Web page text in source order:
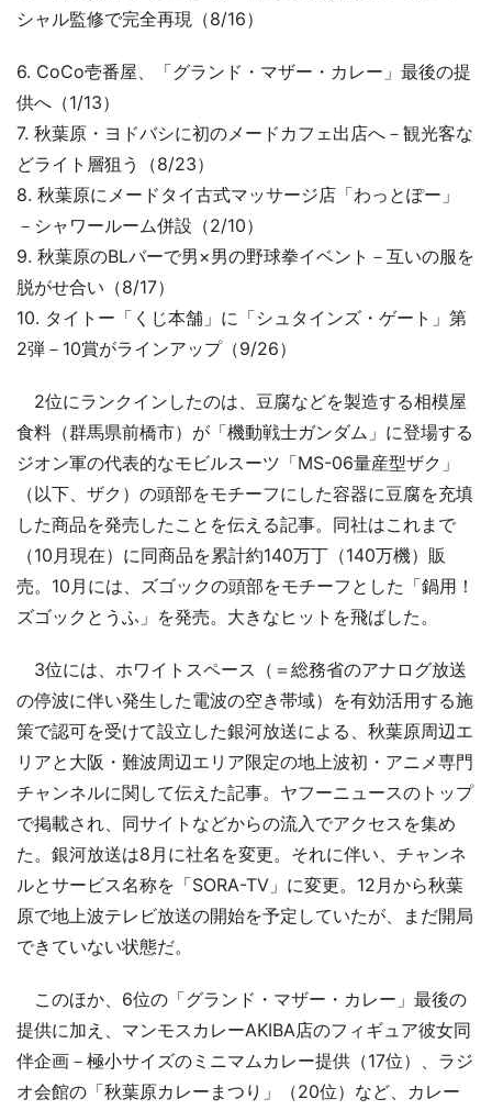
シャル監修で完全再現（8/16）
6. CoCo壱番屋、「グランド・マザー・カレー」最後の提
供へ（1/13）
7. 秋葉原・ヨドバシに初のメードカフェ出店へ－観光客な
どライト層狙う（8/23）
8. 秋葉原にメードタイ古式マッサージ店「わっとぽー」
－シャワールーム併設（2/10）
9. 秋葉原のBLバーで男×男の野球拳イベント－互いの服を
脱がせ合い（8/17）
10. タイトー「くじ本舗」に「シュタインズ・ゲート」第
2弾－10賞がラインアップ（9/26）
2位にランクインしたのは、豆腐などを製造する相模屋
食料（群馬県前橋市）が「機動戦士ガンダム」に登場する
ジオン軍の代表的なモビルスーツ「MS-06量産型ザク」
（以下、ザク）の頭部をモチーフにした容器に豆腐を充填
した商品を発売したことを伝える記事。同社はこれまで
（10月現在）に同商品を累計約140万丁（140万機）販
売。10月には、ズゴックの頭部をモチーフとした「鍋用！
ズゴックとうふ」を発売。大きなヒットを飛ばした。
3位には、ホワイトスペース（＝総務省のアナログ放送
の停波に伴い発生した電波の空き帯域）を有効活用する施
策で認可を受けて設立した銀河放送による、秋葉原周辺エ
リアと大阪・難波周辺エリア限定の地上波初・アニメ専門
チャンネルに関して伝えた記事。ヤフーニュースのトップ
で掲載され、同サイトなどからの流入でアクセスを集め
た。銀河放送は8月に社名を変更。それに伴い、チャンネ
ルとサービス名称を「SORA-TV」に変更。12月から秋葉
原で地上波テレビ放送の開始を予定していたが、まだ開局
できていない状態だ。
このほか、6位の「グランド・マザー・カレー」最後の
提供に加え、マンモスカレーAKIBA店のフィギュア彼女同
伴企画－極小サイズのミニマムカレー提供（17位）、ラジ
オ会館の「秋葉原カレーまつり」（20位）など、カレー